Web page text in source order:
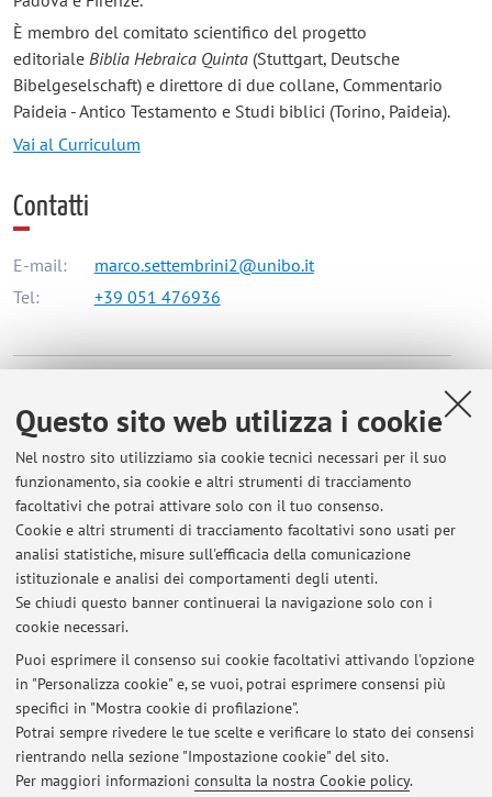
Questo sito web utilizza i cookie
Nel nostro sito utilizziamo sia cookie tecnici necessari per il suo
funzionamento, sia cookie e altri strumenti di tracciamento
facoltativi che potrai attivare solo con il tuo consenso.
Cookie e altri strumenti di tracciamento facoltativi sono usati per
analisi statistiche, misure sull'efficacia della comunicazione
istituzionale e analisi dei comportamenti degli utenti.
Se chiudi questo banner continuerai la navigazione solo con i
cookie necessari.
Puoi esprimere il consenso sui cookie facoltativi attivando l'opzione
in "Personalizza cookie" e, se vuoi, potrai esprimere consensi più
specifici in "Mostra cookie di profilazione".
Potrai sempre rivedere le tue scelte e verificare lo stato dei consensi
rientrando nella sezione "Impostazione cookie" del sito.
Per maggiori informazioni consulta la nostra Cookie policy.
È membro del comitato scientifico del progetto
editoriale Biblia Hebraica Quinta(Stuttgart, Deutsche
Bibelgeselschaft) e direttore di due collane, Commentario
Paideia - Antico Testamento e Studi biblici (Torino, Paideia).
Vai al Curriculum
Contatti
E-mail:
marco.settembrini2@unibo.it
Tel:
+39 051 476936
Piazza San Giovanni in Monte 2, Bologna -
Vai alla
mappa
Orario di ricevimento
Il venerdì h 1600 via Teams (previo contatto entro il giorno
prima via email)
Ultimi avvisi
Lezioni Ebraico 2
Pubblicato il: 13 novembre 2025